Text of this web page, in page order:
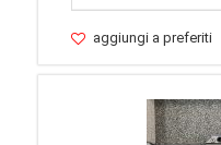
aggiungi a preferiti